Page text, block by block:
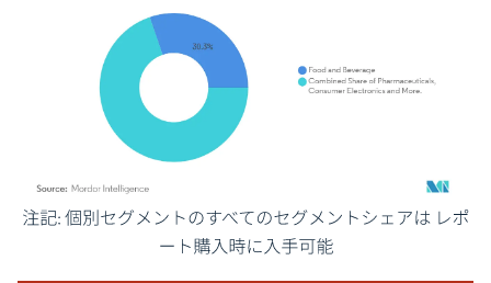
画像 © Mordor Intelligence。再利用にはCC BY 4.0の表示が必要です。